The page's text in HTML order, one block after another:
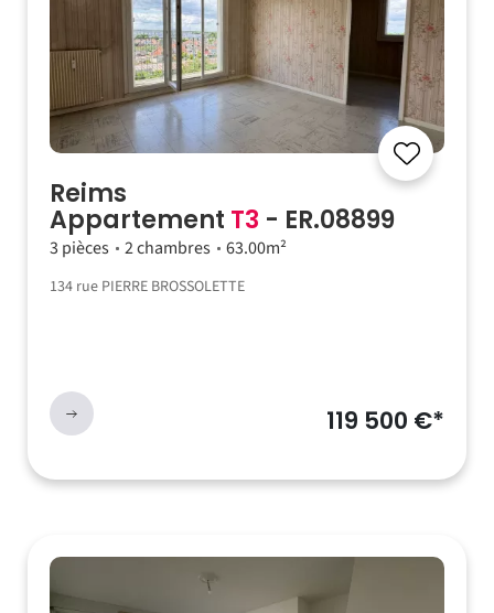
Reims
Appartement T3 - ER.08899
3 pièces 2 chambres 63.00m²
134 rue PIERRE BROSSOLETTE
119 500 €*